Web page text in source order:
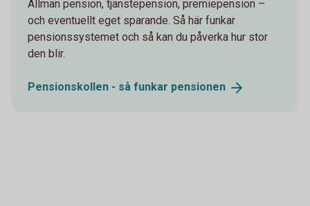
Allmän pension, tjänstepension, premiepension –
och eventuellt eget sparande. Så här funkar
pensionssystemet och så kan du påverka hur stor
den blir.
Pensionskollen - så funkar pensionen